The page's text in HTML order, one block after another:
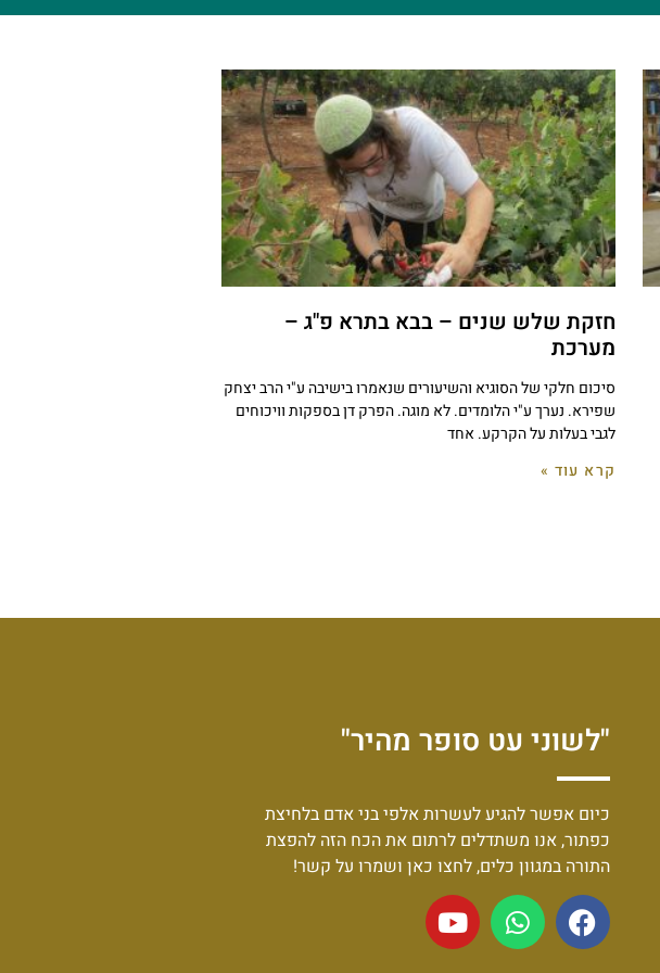
חזקת שלש שנים – בבא בתרא פ"ג –
מערכת
סיכום חלקי של הסוגיא והשיעורים שנאמרו בישיבה ע"י הרב יצחק
שפירא. נערך ע"י הלומדים. לא מוגה. הפרק דן בספקות וויכוחים
לגבי בעלות על הקרקע. אחד
קרא עוד »
"לשוני עט סופר מהיר"
כיום אפשר להגיע לעשרות אלפי בני אדם בלחיצת
כפתור, אנו משתדלים לרתום את הכח הזה להפצת
התורה במגוון כלים, לחצו כאן ושמרו על קשר!